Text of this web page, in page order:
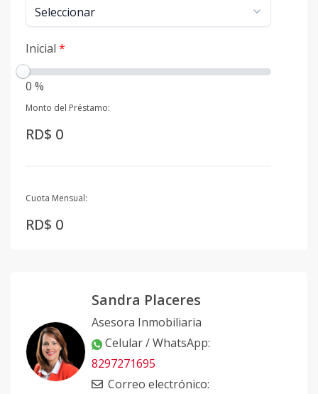
Inicial *
0 %
Monto del Préstamo:
RD$ 0
Cuota Mensual:
RD$ 0
Sandra Placeres
Asesora Inmobiliaria
Celular / WhatsApp:
8297271695
Correo electrónico: